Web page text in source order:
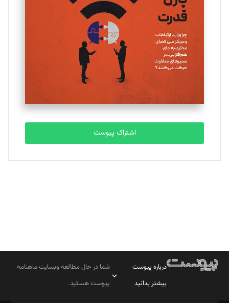
تحریریه
ملینا جعفری
تحریریه
مصطفی مسجدی آرانی
تحریریه
بابک نقاش
تحریریه
اشتراک پیوست
درباره پیوست
بیشتر بدانید
شما در حال مطالعه وبسایت ماهنامه
پیوست هستید.